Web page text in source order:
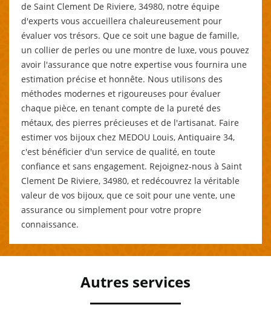
de Saint Clement De Riviere, 34980, notre équipe
d'experts vous accueillera chaleureusement pour
évaluer vos trésors. Que ce soit une bague de famille,
un collier de perles ou une montre de luxe, vous pouvez
avoir l'assurance que notre expertise vous fournira une
estimation précise et honnête. Nous utilisons des
méthodes modernes et rigoureuses pour évaluer
chaque pièce, en tenant compte de la pureté des
métaux, des pierres précieuses et de l'artisanat. Faire
estimer vos bijoux chez MEDOU Louis, Antiquaire 34,
c'est bénéficier d'un service de qualité, en toute
confiance et sans engagement. Rejoignez-nous à Saint
Clement De Riviere, 34980, et redécouvrez la véritable
valeur de vos bijoux, que ce soit pour une vente, une
assurance ou simplement pour votre propre
connaissance.
Autres services